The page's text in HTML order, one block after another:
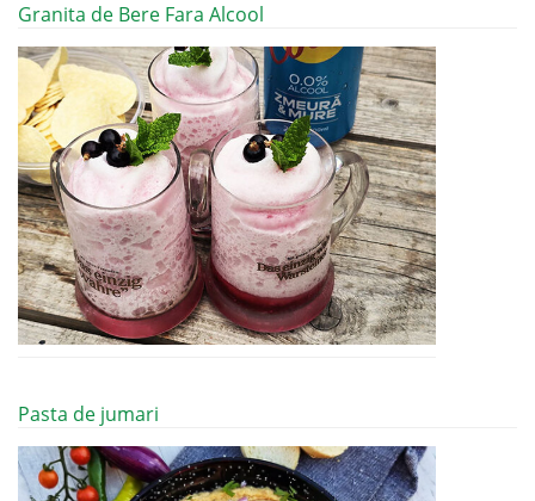
Granita de Bere Fara Alcool
Pasta de jumari